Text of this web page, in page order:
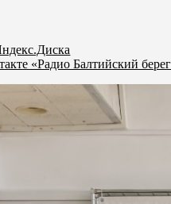
«Радио Балтийский